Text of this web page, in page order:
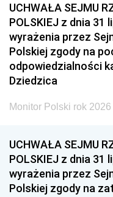
UCHWAŁA SEJMU
POLSKIEJ z dnia 31
wyrażenia przez
Polskiej zgody na
odpowiedzialności
Dziedzica
Monitor Polski rok 2026
UCHWAŁA SEJMU
POLSKIEJ z dnia 31
wyrażenia przez
Polskiej zgody na